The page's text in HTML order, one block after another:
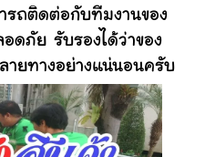
รถติดต่อกับทีมงานของ
ดภัย รับรองได้ว่าของ
ายทางอย่างแน่นอนครับ